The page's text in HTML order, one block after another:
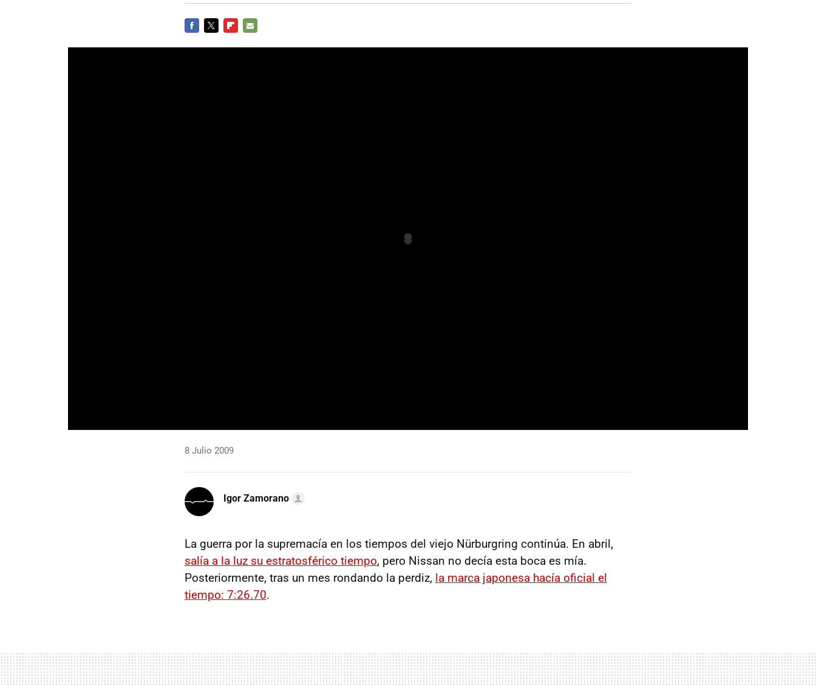
8 Julio 2009
Igor Zamorano
La guerra por la supremacía en los tiempos del viejo Nürburgring continúa. En abril,
salía a la luz su estratosférico tiempo, pero Nissan no decía esta boca es mía.
Posteriormente, tras un mes rondando la perdiz, la marca japonesa hacía oficial el
tiempo: 7:26.70.